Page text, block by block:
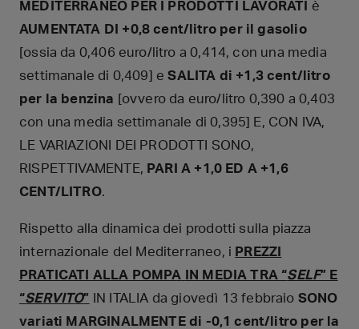
MEDITERRANEO PER I PRODOTTI LAVORATI
è
AUMENTATA DI +0,8 cent/litro per il gasolio
[ossia da 0,406 euro/litro a 0,414, con una media
settimanale di 0,409] eSALITA di +1,3 cent/litro
per la benzina [ovvero da euro/litro 0,390 a 0,403
con una media settimanale di 0,395] E, CON IVA,
LE VARIAZIONI DEI PRODOTTI SONO,
RISPETTIVAMENTE, PARI A +1,0 ED A +1,6
CENT/LITRO.
Rispetto alla dinamica dei prodotti sulla piazza
internazionale del Mediterraneo, i PREZZI
PRATICATI ALLA POMPA
IN MEDIA TRA “SELF” E
“SERVITO” IN ITALIA da giovedì 13 febbraio SONO
variati MARGINALMENTE di -0,1 cent/litro per la